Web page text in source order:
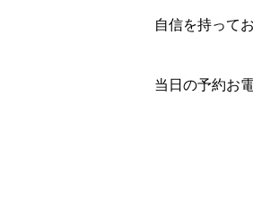
自信を持って
当日の予約お